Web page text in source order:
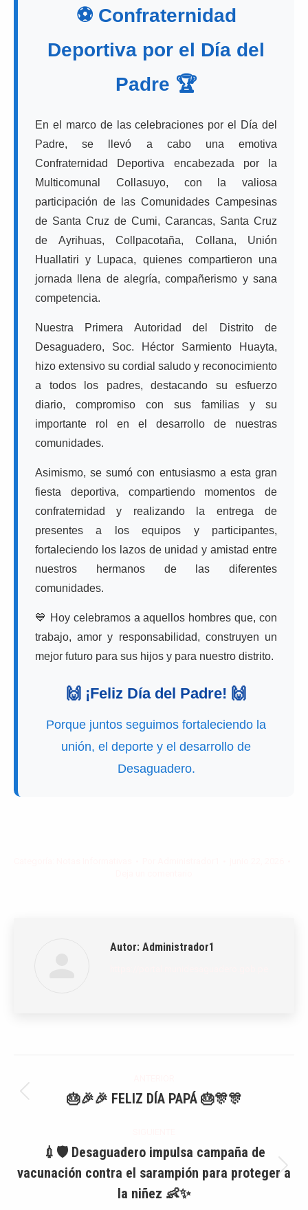
⚽ Confraternidad
Deportiva por el Día del
Padre 🏆
En el marco de las celebraciones por el Día del
Padre, se llevó a cabo una emotiva
Confraternidad Deportiva encabezada por la
Multicomunal Collasuyo, con la valiosa
participación de las Comunidades Campesinas
de Santa Cruz de Cumi, Carancas, Santa Cruz
de Ayrihuas, Collpacotaña, Collana, Unión
Huallatiri y Lupaca, quienes compartieron una
jornada llena de alegría, compañerismo y sana
competencia.
Nuestra Primera Autoridad del Distrito de
Desaguadero, Soc. Héctor Sarmiento Huayta,
hizo extensivo su cordial saludo y reconocimiento
a todos los padres, destacando su esfuerzo
diario, compromiso con sus familias y su
importante rol en el desarrollo de nuestras
comunidades.
Asimismo, se sumó con entusiasmo a esta gran
fiesta deportiva, compartiendo momentos de
confraternidad y realizando la entrega de
presentes a los equipos y participantes,
fortaleciendo los lazos de unidad y amistad entre
nuestros hermanos de las diferentes
comunidades.
💙 Hoy celebramos a aquellos hombres que, con
trabajo, amor y responsabilidad, construyen un
mejor futuro para sus hijos y para nuestro distrito.
🙌 ¡Feliz Día del Padre! 🙌
Porque juntos seguimos fortaleciendo la
unión, el deporte y el desarrollo de
Desaguadero.
Autor: Administrador1
entre
Publicación
🎂🎉🎉 FELIZ DÍA PAPÁ 🎂🎊🎊
Publicación
siguiente:
💉🛡️ Desaguadero impulsa campaña de
vacunación contra el sarampión para proteger a
la niñez 👶✨